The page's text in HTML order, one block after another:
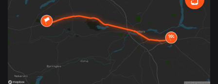
Belgien
4910 rutter
Belize
Bhutan
3 rutter